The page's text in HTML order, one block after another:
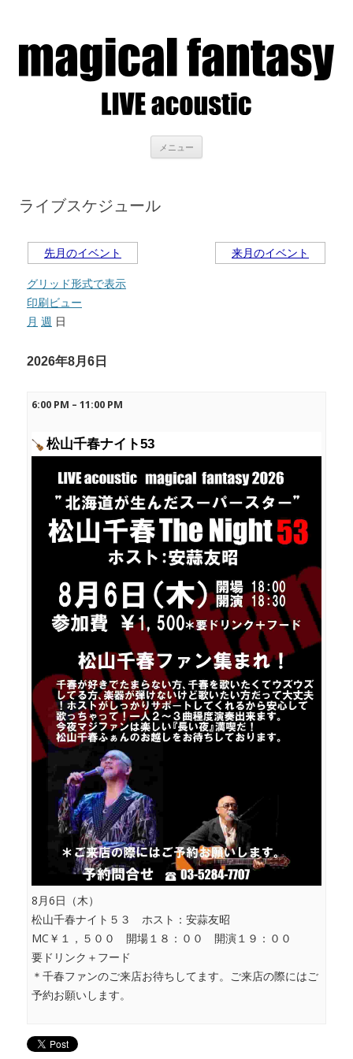
メニュー
ライブスケジュール
先月のイベント 来月のイベント
グリッド形式で表示
印刷ビュー
月 週 日
2026年8月6日
6:00 PM – 11:00 PM
松山千春ナイト53
8月6日（木）
松山千春ナイト５３ ホスト：安蒜友昭
MC￥１，５００ 開場１８：００ 開演１９：００
要ドリンク＋フード
＊千春ファンのご来店お待ちしてます。ご来店の際にはご
予約お願いします。